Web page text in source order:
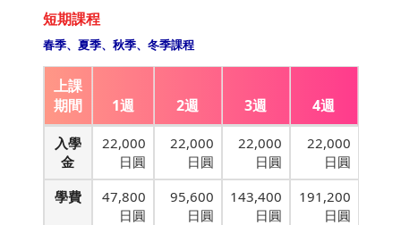
短期課程
春季、夏季、秋季、冬季課程
上課
期間
1週 2週 3週 4週
入學
金
22,000
日圓
22,000
日圓
22,000
日圓
22,000
日圓
學費
47,800
日圓
95,600
日圓
143,400
日圓
191,200
日圓